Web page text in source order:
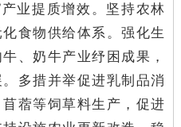
业提质增效。坚持农林
食物供给体系。强化生
、奶牛产业纾困成果，
多措并举促进乳制品消
蓿等饲草料生产，促进